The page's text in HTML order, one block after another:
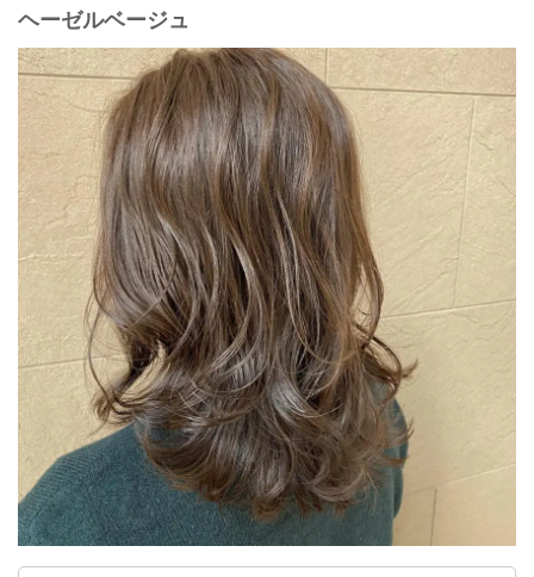
ヘーゼルベージュ